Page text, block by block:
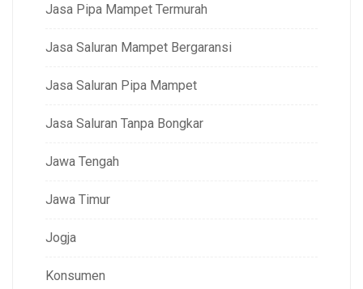
Jasa Pipa Mampet Termurah
Jasa Saluran Mampet Bergaransi
Jasa Saluran Pipa Mampet
Jasa Saluran Tanpa Bongkar
Jawa Tengah
Jawa Timur
Jogja
Konsumen